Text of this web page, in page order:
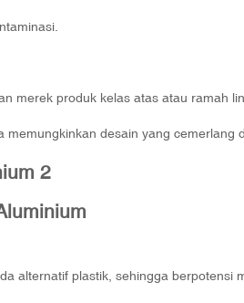
merek produk kelas atas atau ramah
desain yang cemerlang
alternatif plastik, sehingga berpotensi